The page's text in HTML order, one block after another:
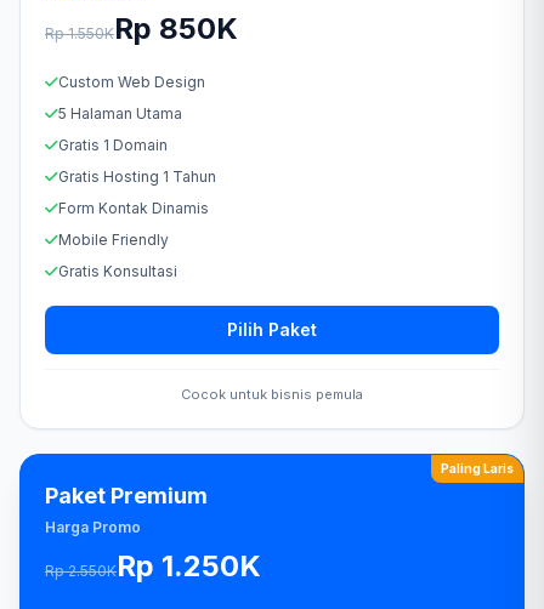
Rp 1.550KRp 850K
Custom Web Design
5 Halaman Utama
Gratis 1 Domain
Gratis Hosting 1 Tahun
Form Kontak Dinamis
Mobile Friendly
Gratis Konsultasi
Pilih Paket
Cocok untuk bisnis pemula
Paling Laris
Paket Premium
Harga Promo
Rp 2.550KRp 1.250K